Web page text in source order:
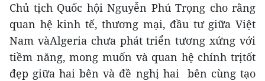
Chủ tịch Quốc hội Nguyễn Phú Trọng cho rằng
quan hệ kinh tế, thương mại, đầu tư giữa Việt
Nam vàAlgeria chưa phát triển tương xứng với
tiềm năng, mong muốn và quan hệ chính trịtốt
đẹp giữa hai bên và đề nghị hai bên cùng tạo